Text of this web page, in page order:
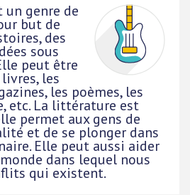
genre de
but de
des
sous
peut être
les
les poèmes, les
etc. La littérature est
permet aux gens de
et de se plonger dans
Elle peut aussi aider
dans lequel nous
qui existent.